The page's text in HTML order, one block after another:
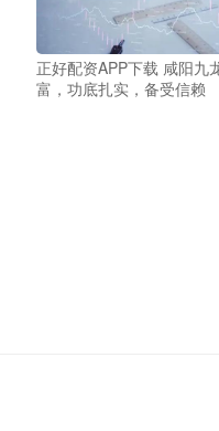
正好配资APP下载 咸阳九
富，功底扎实，备受信赖